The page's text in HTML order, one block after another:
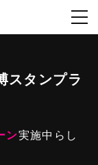
スタンプラ
ン実施中らし